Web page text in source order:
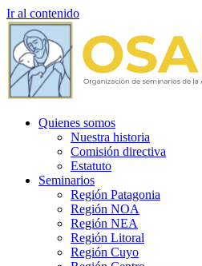
Ir al contenido
Quienes somos
Nuestra historia
Comisión directiva
Estatuto
Seminarios
Región Patagonia
Región NOA
Región NEA
Región Litoral
Región Cuyo